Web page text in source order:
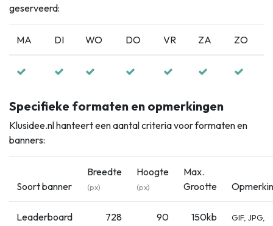
geserveerd:
MA DI WO DO VR ZA ZO
Specifieke formaten en opmerkingen
Klusidee.nl hanteert een aantal criteria voor formaten en
banners:
Soort banner
Breedte
(px)
Hoogte
(px)
Max.
Grootte
Leaderboard 728 90 150kb
GIF, JPG,